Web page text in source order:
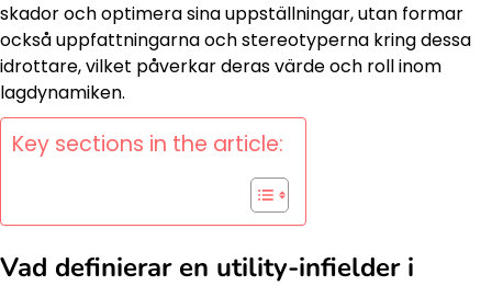
skador och optimera sina uppställningar, utan formar
också uppfattningarna och stereotyperna kring dessa
idrottare, vilket påverkar deras värde och roll inom
lagdynamiken.
Key sections in the article:
Vad definierar en utility-infielder i